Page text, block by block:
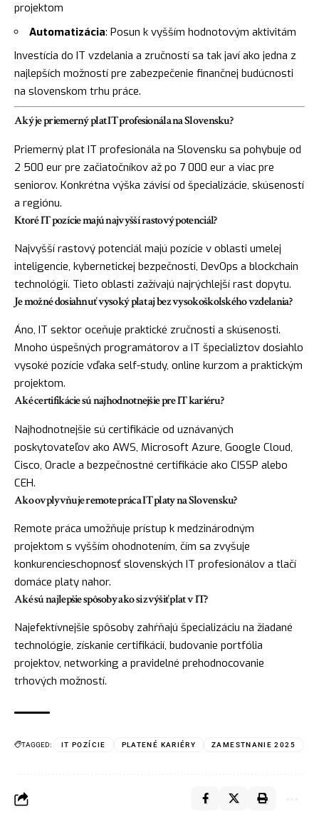
projektom
Automatizácia: Posun k vyšším hodnotovým aktivitám
Investícia do IT vzdelania a zručností sa tak javí ako jedna z
najlepších možností pre zabezpečenie finančnej budúcnosti
na slovenskom trhu práce.
Aký je priemerný plat IT profesionála na Slovensku?
Priemerný plat IT profesionála na Slovensku sa pohybuje od
2 500 eur pre začiatočníkov až po 7 000 eur a viac pre
seniorov. Konkrétna výška závisí od špecializácie, skúseností
a regiónu.
Ktoré IT pozície majú najvyšší rastový potenciál?
Najvyšší rastový potenciál majú pozície v oblasti umelej
inteligencie, kybernetickej bezpečnosti, DevOps a blockchain
technológií. Tieto oblasti zažívajú najrýchlejší rast dopytu.
Je možné dosiahnuť vysoký plat aj bez vysokoškolského vzdelania?
Áno, IT sektor oceňuje praktické zručnosti a skúsenosti.
Mnoho úspešných programátorov a IT špecializtov dosiahlo
vysoké pozície vďaka self-study, online kurzom a praktickým
projektom.
Aké certifikácie sú najhodnotnejšie pre IT kariéru?
Najhodnotnejšie sú certifikácie od uznávaných
poskytovateľov ako AWS, Microsoft Azure, Google Cloud,
Cisco, Oracle a bezpečnostné certifikácie ako CISSP alebo
CEH.
Ako ovplyvňuje remote práca IT platy na Slovensku?
Remote práca umožňuje prístup k medzinárodným
projektom s vyšším ohodnotením, čím sa zvyšuje
konkurencieschopnosť slovenských IT profesionálov a tlačí
domáce platy nahor.
Aké sú najlepšie spôsoby ako si zvýšiť plat v IT?
Najefektívnejšie spôsoby zahŕňajú špecializáciu na žiadané
technológie, získanie certifikácií, budovanie portfólia
projektov, networking a pravidelné prehodnocovanie
trhových možností.
TAGGED: IT POZÍCIE PLATENÉ KARIÉRY ZAMESTNANIE 2025